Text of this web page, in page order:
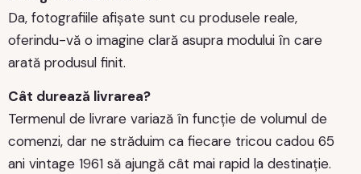
Da, fotografiile afișate sunt cu produsele reale,
oferindu-vă o imagine clară asupra modului în care
arată produsul finit.
Cât durează livrarea?
Termenul de livrare variază în funcție de volumul de
comenzi, dar ne străduim ca fiecare tricou cadou 65
ani vintage 1961 să ajungă cât mai rapid la destinație.